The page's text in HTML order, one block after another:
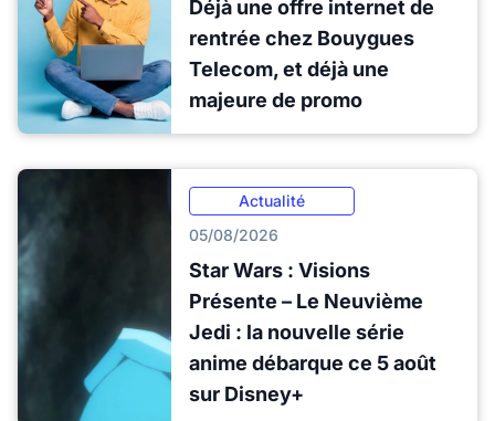
Déjà une offre internet de
rentrée chez Bouygues
Telecom, et déjà une
majeure de promo
Actualité
05/08/2026
Star Wars : Visions
Présente – Le Neuvième
Jedi : la nouvelle série
anime débarque ce 5 août
sur Disney+